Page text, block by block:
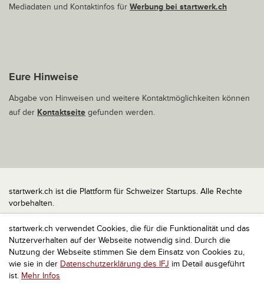
startwerk.ch verwendet Cookies, die für die Funktionalität und das
Nutzerverhalten auf der Webseite notwendig sind. Durch die
Nutzung der Webseite stimmen Sie dem Einsatz von Cookies zu,
wie sie in der Datenschutzerklärung des IFJ im Detail ausgeführt
ist. Mehr Infos
Mediadaten und Kontaktinfos für Werbung bei startwerk.ch
Eure Hinweise
Abgabe von Hinweisen und weitere Kontaktmöglichkeiten können
auf der Kontaktseite gefunden werden.
startwerk.ch ist die Plattform für Schweizer Startups. Alle Rechte
vorbehalten.
Impressum
Kontakt
nach oben